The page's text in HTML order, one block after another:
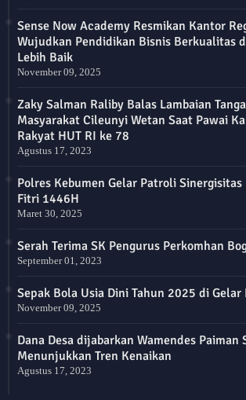
Sense Now Academy Resmikan Kantor
Wujudkan Pendidikan Bisnis Berkualitas
Lebih Baik
November 09, 2025
Zaky Salman Raliby Balas Lambaian
Masyarakat Cileunyi Wetan Saat Pawai
Rakyat HUT RI ke 78
Agustus 17, 2023
Polres Kebumen Gelar Patroli
Fitri 1446H
Maret 30, 2025
Serah Terima SK Pengurus Perkomhan
September 01, 2023
Sepak Bola Usia Dini Tahun 2025 di
November 09, 2025
Dana Desa dijabarkan Wamendes Paiman
Menunjukkan Tren Kenaikan
Agustus 17, 2023